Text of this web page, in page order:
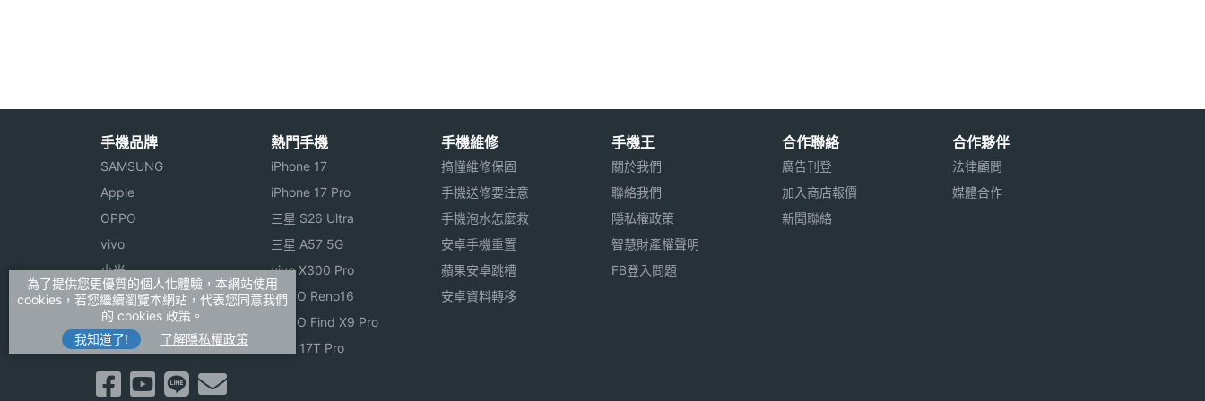
EPSON Pulsense PS-100 心率有氧手環功能特色
◎ APP 應用 / 運動模式 / 心情模式 / 睡眠模式
◎ 支援 iOS 7.1、Android 4.4 作業系統以上行動裝置搭配使用
◎ 雲端健康教練服務
◎ 支援手機藍牙連線
◎ 記錄心率、燃脂區間、消耗卡路里、計步、心情及睡眠品質
※本文為 SOGI 手機王版權所有，未經授權不得轉載使用※
機體規格
機身長度 45 mm
機身寬度 22 mm
機身厚度 12.5 mm
機身重量 31 g
機身顏色
裝置分類
手機品牌
SAMSUNG
Apple
OPPO
vivo
小米
ASUS
Sony
realme
熱門手機
iPhone 17
iPhone 17 Pro
三星 S26 Ultra
三星 A57 5G
vivo X300 Pro
OPPO Reno16
OPPO Find X9 Pro
小米 17T Pro
手機維修
搞懂維修保固
手機送修要注意
手機泡水怎麼救
安卓手機重置
蘋果安卓跳槽
安卓資料轉移
手機王
關於我們
聯絡我們
隱私權政策
智慧財產權聲明
FB登入問題
合作聯絡
廣告刊登
加入商店報價
新聞聯絡
合作夥伴
法律顧問
媒體合作
為了提供您更優質的個人化體驗，本網站使用
cookies，若您繼續瀏覽本網站，代表您同意我們
的 cookies 政策。
我知道了!
了解隱私權政策